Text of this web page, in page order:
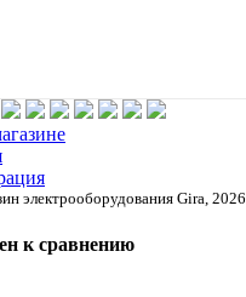
электрооборудования Gira, 2026
к сравнению